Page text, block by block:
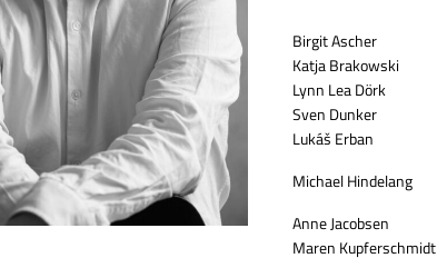
Birgit Ascher
Katja Brakowski
Lynn Lea Dörk
Sven Dunker
Lukáš Erban
Michael Hindelang
Anne Jacobsen
Maren Kupferschmidt